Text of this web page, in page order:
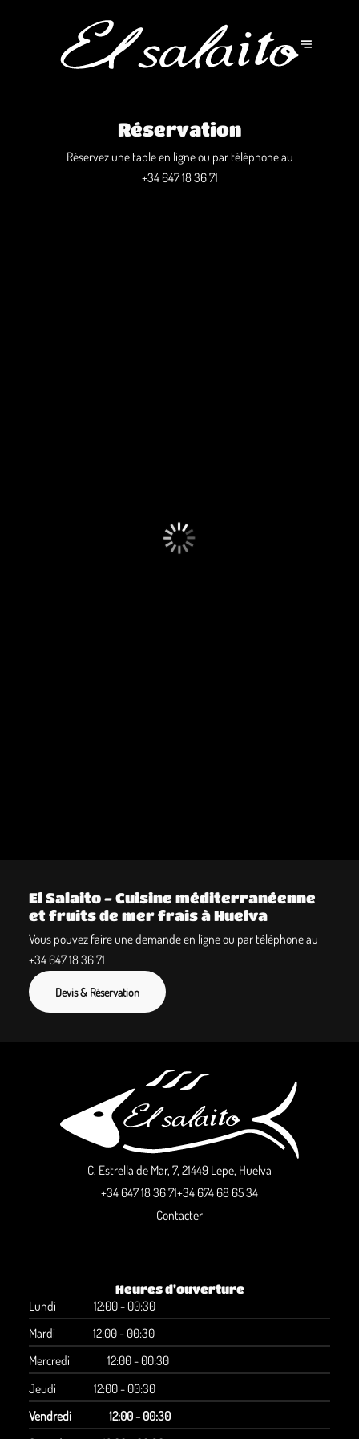
Réservation
Réservez une table en ligne ou par téléphone au
+34 647 18 36 71
El Salaito - Cuisine méditerranéenne
et fruits de mer frais à Huelva
Vous pouvez faire une demande en ligne ou par téléphone au
+34 647 18 36 71
Devis & Réservation
C. Estrella de Mar, 7, 21449 Lepe, Huelva
+34 647 18 36 71+34 674 68 65 34
Contacter
Heures d'ouverture
Lundi
12:00 - 00:30
Mardi
12:00 - 00:30
Mercredi
12:00 - 00:30
Jeudi
12:00 - 00:30
Vendredi
12:00 - 00:30